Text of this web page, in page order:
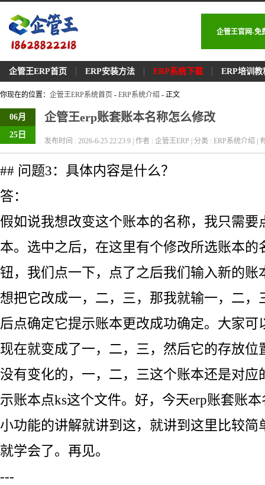
企管王官网-免
企管王ERP首页 ERP安装方法 ERP系统下载 ERP培训教
你现在的位置： 企管王ERP系统首页 - ERP系统介绍 - 正文
06月
25日
企管王erp账套账本名称怎么修改
发布时间 : 2026-6-25 22:23:9 | 作者 : 企管王ERP | 分类 : ERP系统介绍 |
## 问题3：具体内容是什么？
答：
假如说我想改变这个账本的名称，我只需要
本。选中之后，在这里有个修改所选账本的
钮，我们点一下，点了之后我们输入新的账
想把它改成一，二，三，那我就输一，二，
后点确定它提示账本更改成功确定。大家可
现在就变成了一，二，三，然后它的存放位
没有变化的，一，二，三这个账本还是对应
示账本点ks这个文件。好，今天erp账套账
小功能的讲解就讲到这，就讲到这里比较简
就学会了。再见。
---